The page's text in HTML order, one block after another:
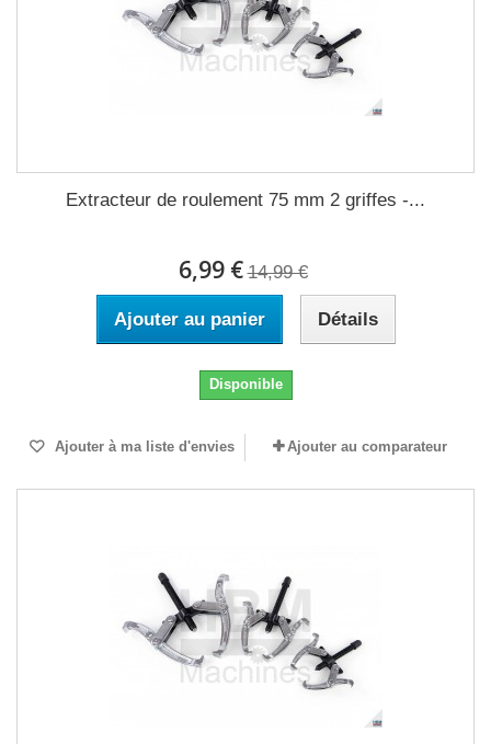
Extracteur de roulement 75 mm 2 griffes -...
6,99 € 14,99 €
Ajouter au panier Détails
Disponible
Ajouter à ma liste d'envies Ajouter au comparateur